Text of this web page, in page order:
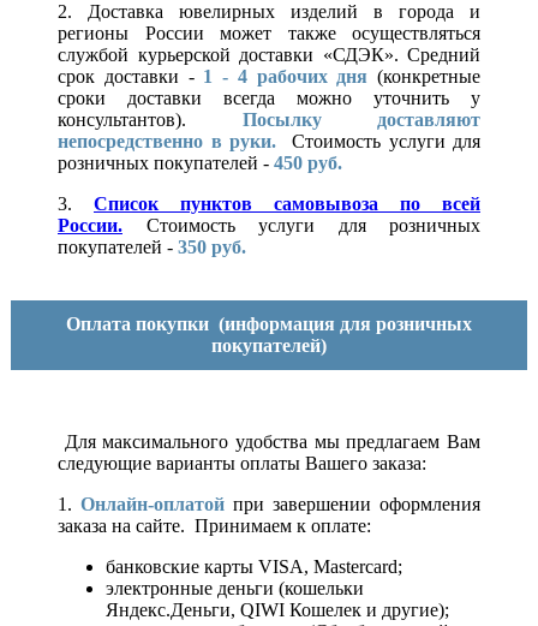
2. Доставка ювелирных изделий в города и
регионы России может также осуществляться
службой курьерской доставки «СДЭК». Средний
срок доставки - 1 - 4 рабочих дня (конкретные
сроки доставки всегда можно уточнить у
консультантов). Посылку доставляют
непосредственно в руки.
Стоимость услуги для
розничных покупателей - 450 руб.
3. Список пунктов самовывоза по всей
России.
Стоимость услуги для розничных
покупателей - 350 руб.
Оплата покупки (информация для розничных
покупателей)
Для максимального удобства мы предлагаем Вам
следующие варианты оплаты Вашего заказа:
1. Онлайн-оплатой при завершении оформления
заказа на сайте. Принимаем к оплате:
банковские карты VISA, Mastercard;
электронные деньги (кошельки
Яндекс.Деньги, QIWI Кошелек и другие);